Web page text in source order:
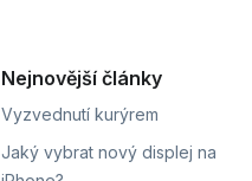
Nejnovější články
Vyzvednutí kurýrem
Jaký vybrat nový displej na